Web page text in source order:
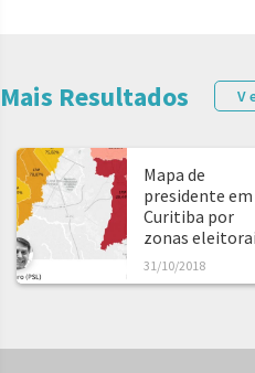
Mais Resultados
Mapa de
presidente em
Curitiba por
zonas
31/10/2018